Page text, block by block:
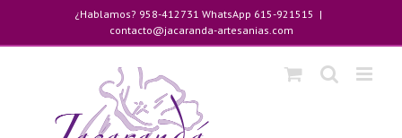
contenido
¿Hablamos? 958-412731 WhatsApp 615-921515 |
contacto@jacaranda-artesanias.com